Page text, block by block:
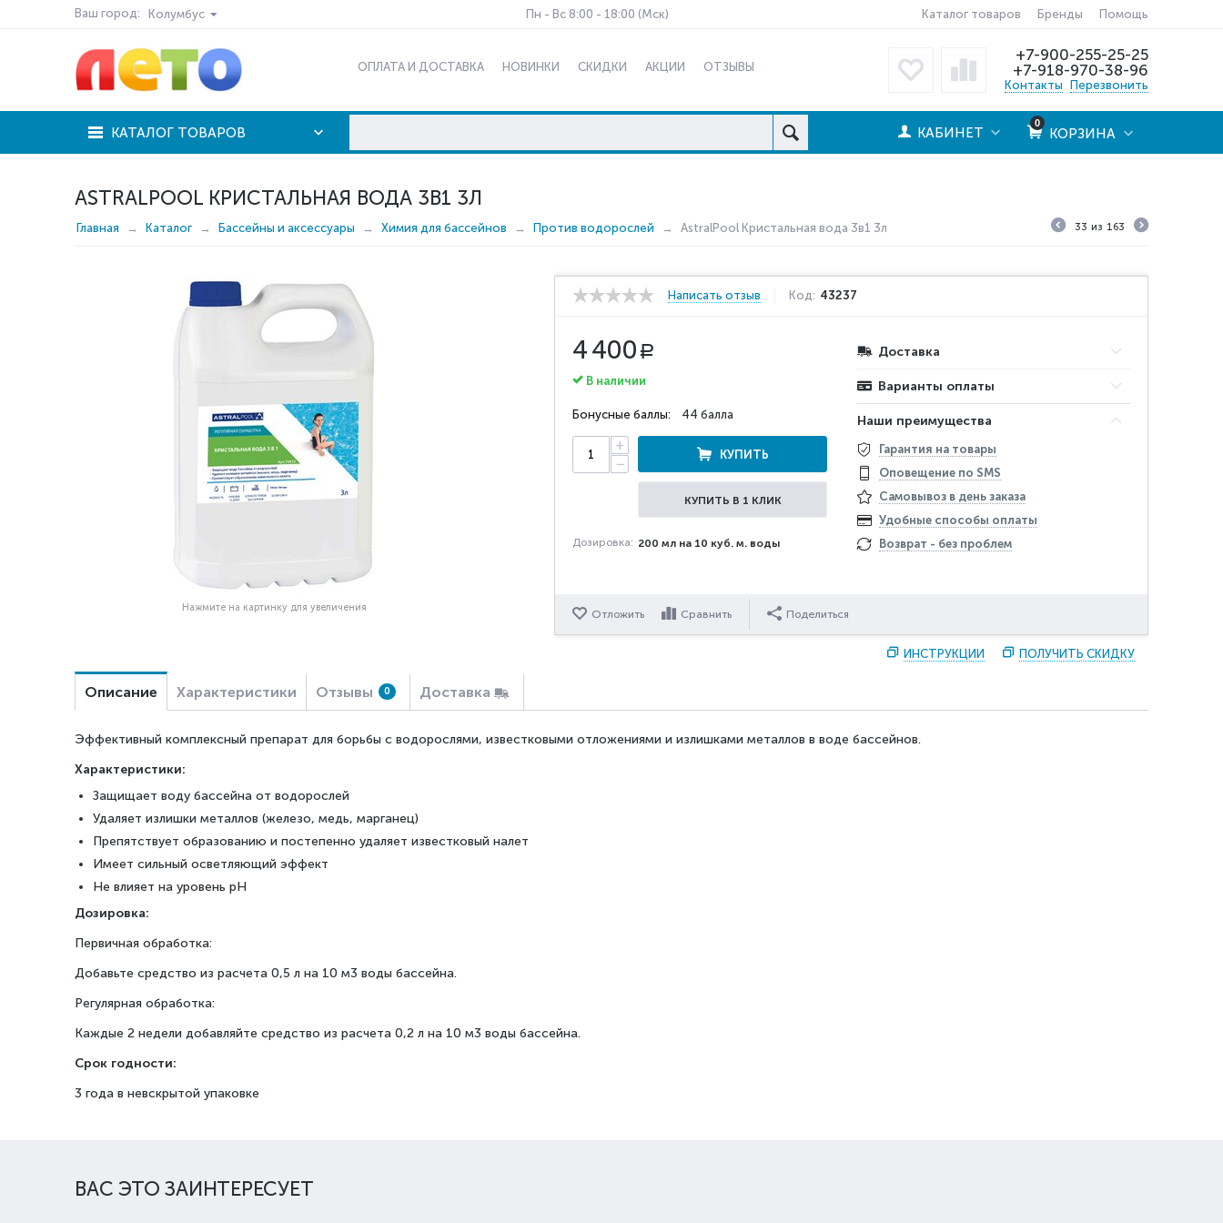
Ваш город: Колумбус Пн - Вс 8:00 - 18:00 (Мск) Каталог товаров Бренды Помощь
ОПЛАТА И ДОСТАВКА НОВИНКИ СКИДКИ АКЦИИ ОТЗЫВЫ
+7-900-255-25-25
+7-918-970-38-96
Контакты Перезвонить
КАТАЛОГ ТОВАРОВ
0
КОРЗИНА
КАБИНЕТ
ASTRALPOOL КРИСТАЛЬНАЯ ВОДА 3В1 3Л
Главная Каталог Бассейны и аксессуары Химия для бассейнов Против водорослей AstralPool Кристальная вода 3в1 3л 33 из 163
Нажмите на картинку для увеличения
Написать отзыв Код: 43237
4 400 Р
В наличии
Бонусные баллы: 44 балла
+
−
КУПИТЬ
КУПИТЬ В 1 КЛИК
Дозировка: 200 мл на 10 куб. м. воды
Доставка
Варианты оплаты
Наши преимущества
Гарантия на товары
Оповещение по SMS
Самовывоз в день заказа
Удобные способы оплаты
Возврат - без проблем
Отложить Сравнить Поделиться
ИНСТРУКЦИИ ПОЛУЧИТЬ СКИДКУ
Описание Характеристики Отзывы 0 Доставка
Эффективный комплексный препарат для борьбы с водорослями, известковыми отложениями и излишками металлов в воде бассейнов.
Характеристики:
Защищает воду бассейна от водорослей
Удаляет излишки металлов (железо, медь, марганец)
Препятствует образованию и постепенно удаляет известковый налет
Имеет сильный осветляющий эффект
Не влияет на уровень рН
Дозировка:
Первичная обработка:
Добавьте средство из расчета 0,5 л на 10 м3 воды бассейна.
Регулярная обработка:
Каждые 2 недели добавляйте средство из расчета 0,2 л на 10 м3 воды бассейна.
Срок годности:
3 года в невскрытой упаковке
ВАС ЭТО ЗАИНТЕРЕСУЕТ